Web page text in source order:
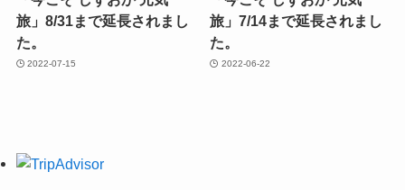
旅」8/31まで延長されまし
た。
2022-07-15
旅」7/14まで延長されまし
た。
2022-06-22